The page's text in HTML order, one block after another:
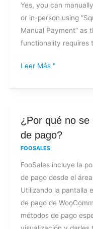
Yes, you can
or in-person using
Manual Payment” as
functionality requires
tarjeta
de
crédito
por
Leer Más "
¿Por qué no
de pago?
FOOSALES
FooSales incluye la
de pago desde el
Utilizando la pantalla
de pago de
métodos de pago
¿Por
qué
muestran
los
métodos
de
pago?